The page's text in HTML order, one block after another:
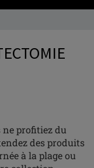
ne profitiez du
des produits
à la plage ou